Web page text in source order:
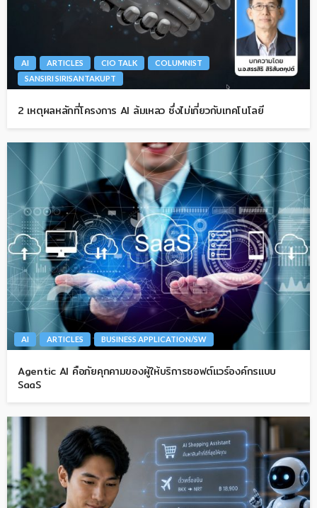
AI ARTICLES CIO TALK
COLUMNIST
SANSIRI SIRISANTAKUPT
2 เหตุผลหลักที่โครงการ AI ล้มเหลว ซึ่งไม่เกี่ยวกับเทคโนโลยี
AI ARTICLES BUSINESS APPLICATION/SW
Agentic AI คือภัยคุกคามของผู้ให้บริการซอฟต์แวร์องค์กรแบบ
SaaS